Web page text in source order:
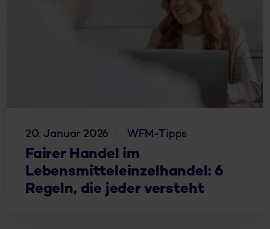
20. Januar 2026 WFM-Tipps
Fairer Handel im
Lebensmitteleinzelhandel: 6
Regeln, die jeder versteht